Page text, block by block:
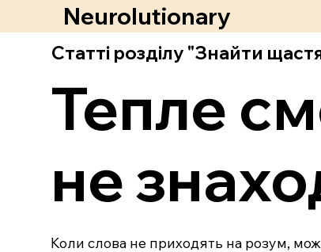
Neurolutionary
Статті розділу "Знайти
Тепле
не
Коли слова не приходять на розум,